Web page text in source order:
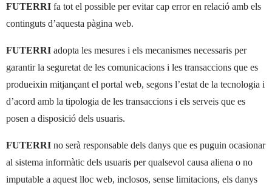
FUTERRI fa tot el possible per evitar cap error en relació amb els
continguts d’aquesta pàgina web.
FUTERRI adopta les mesures i els mecanismes necessaris per
garantir la seguretat de les comunicacions i les transaccions que es
produeixin mitjançant el portal web, segons l’estat de la tecnologia i
d’acord amb la tipologia de les transaccions i els serveis que es
posen a disposició dels usuaris.
FUTERRI no serà responsable dels danys que es puguin ocasionar
al sistema informàtic dels usuaris per qualsevol causa aliena o no
imputable a aquest lloc web, inclosos, sense limitacions, els danys